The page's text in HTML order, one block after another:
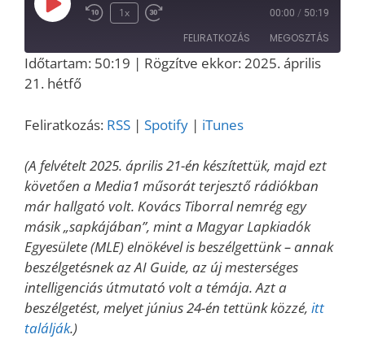
Play
1x 00:00 / 50:19
FELIRATKOZÁS MEGOSZTÁS
RSS
MEGOSZT
ÁS
LINK
Időtartam: 50:19 | Rögzítve ekkor: 2025. április
21. hétfő
Feliratkozás: RSS | Spotify | iTunes
(A felvételt 2025. április 21-én készítettük, majd ezt
követően a Media1 műsorát terjesztő rádiókban
már hallgató volt. Kovács Tiborral nemrég egy
másik „sapkájában”, mint a Magyar Lapkiadók
Egyesülete (MLE) elnökével is beszélgettünk – annak
beszélgetésnek az AI Guide, az új mesterséges
intelligenciás útmutató volt a témája. Azt a
beszélgetést, melyet június 24-én tettünk közzé, itt
találják.)